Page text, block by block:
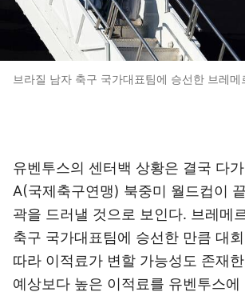
브라질 남자 축구 국가대표팀에 승선한 브레메
유벤투스의 센터백 상황은 결국 다
A(국제축구연맹) 북중미 월드컵이
곽을 드러낼 것으로 보인다. 브레메
축구 국가대표팀에 승선한 만큼 대
따라 이적료가 변할 가능성도 존재
예상보다 높은 이적료를 유벤투스에